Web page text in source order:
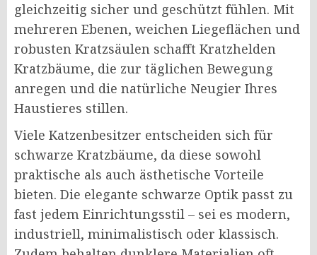
gleichzeitig sicher und geschützt fühlen. Mit
mehreren Ebenen, weichen Liegeflächen und
robusten Kratzsäulen schafft Kratzhelden
Kratzbäume, die zur täglichen Bewegung
anregen und die natürliche Neugier Ihres
Haustieres stillen.
Viele Katzenbesitzer entscheiden sich für
schwarze Kratzbäume, da diese sowohl
praktische als auch ästhetische Vorteile
bieten. Die elegante schwarze Optik passt zu
fast jedem Einrichtungsstil – sei es modern,
industriell, minimalistisch oder klassisch.